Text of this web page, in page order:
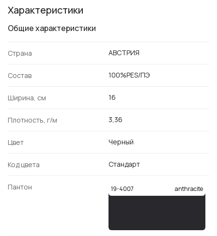
Характеристики
Общие характеристики
Страна АВСТРИЯ
Состав 100%PES/ПЭ
Ширина, см 16
Плотность, г/м 3,36
Цвет Черный
Код цвета Стандарт
Пантон 19-4007 anthracite